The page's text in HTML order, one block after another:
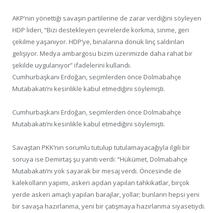
AKP’nin yönettiği savaşın partilerine de zarar verdiğini söyleyen
HDP lideri, “Bizi destekleyen çevrelerde korkma, sinme, geri
çekilme yaşanıyor. HDP’ye, binalarına dönük linç saldırıları
gelişiyor. Medya ambargosu bizim üzerimizde daha rahat bir
şekilde uygulanıyor” ifadelerini kullandı.
Cumhurbaşkanı Erdoğan, seçimlerden önce Dolmabahçe
Mutabakatı’nı kesinlikle kabul etmediğini söylemişti.
Cumhurbaşkanı Erdoğan, seçimlerden önce Dolmabahçe
Mutabakatı’nı kesinlikle kabul etmediğini söylemişti.
Savaştan PKK’nın sorumlu tutulup tutulamayacağıyla ilgili bir
soruya ise Demirtaş şu yanıtı verdi: “Hükümet, Dolmabahçe
Mutabakatı’nı yok sayarak bir mesaj verdi. Öncesinde de
kalekolların yapımı, askeri açıdan yapılan tahkikatlar, birçok
yerde askeri amaçlı yapılan barajlar, yollar; bunların hepsi yeni
bir savaşa hazırlanma, yeni bir çatışmaya hazırlanma siyasetiydi.